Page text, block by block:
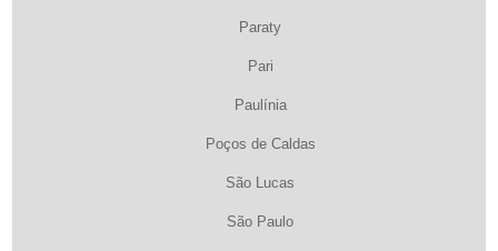
Paraty
Pari
Paulínia
Poços de Caldas
São Lucas
São Paulo